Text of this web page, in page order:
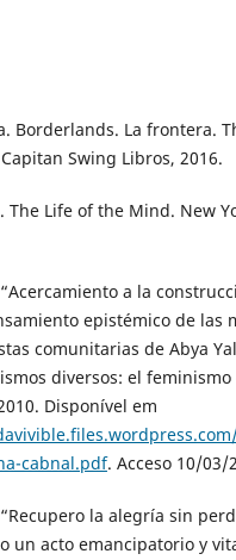
Borderlands. La frontera.
Swing Libros, 2016.
The Life of the Mind. New
a la
epistémico de las
comunitarias de Abya
diversos: el
Disponível em
cabnal.pdf. Acceso 10/03/
la alegría sin
un acto emancipatorio y